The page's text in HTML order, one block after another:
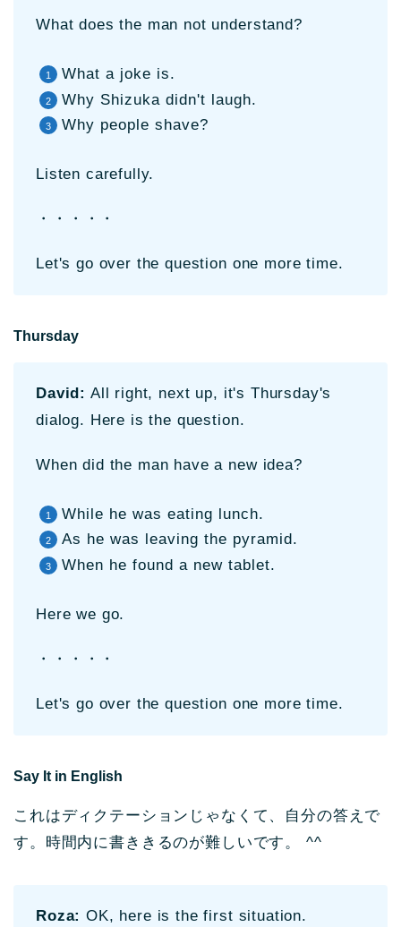
What does the man not understand?
What a joke is.
Why Shizuka didn't laugh.
Why people shave?
Listen carefully.
・・・・・
Let's go over the question one more time.
Thursday
David: All right, next up, it's Thursday's
dialog. Here is the question.
When did the man have a new idea?
While he was eating lunch.
As he was leaving the pyramid.
When he found a new tablet.
Here we go.
・・・・・
Let's go over the question one more time.
Say It in English
これはディクテーションじゃなくて、自分の答えで
す。時間内に書ききるのが難しいです。 ^^
Roza: OK, here is the first situation.